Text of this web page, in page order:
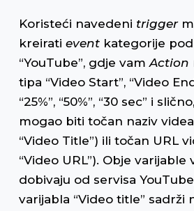
Koristeći navedeni trigger
kreirati eventkategorije pod
“YouTube”, gdje vamAction
tipa “Video Start”, “Video
“25%”, “50%”, “30 sec” i
mogao biti točan naziv
“Video Title”) ili točan URL
“Video URL”). Obje varijable
dobivaju od servisa
varijabla “Video title” sadrži